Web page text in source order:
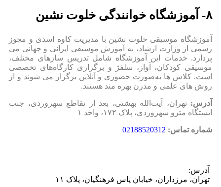
۸- آموزشگاه خوانندگی خلوت نشین
آموزشگاه موسیقی خلوت‌ نشین با مدیریت کاوه اسدی و مجوز
رسمی از وزارت ارشاد، به آموزش موسیقی ایرانی و جهانی می‌
پردازد. خدمات این آموزشگاه شامل تدریس سازهای مختلف،
موسیقی کودکان، آواز، سلفژ و برگزاری کارگاه‌های تخصصی
است. کلاس‌ ها به‌صورت حضوری و آنلاین برگزار می‌ شوند و از
روش‌ های علمی و مدرن بهره‌ مند هستند.
آدرس: تهران، آیت‌الله بهشتی، بعد از تقاطع سهروردی، جنب
ایستگاه مترو سهروردی، پلاک ۱۷۲، واحد ۱
شماره تماس: 02188520312
آدرس:
تهران، مرزداران، خیابان پاس فرهنگیان، پلاک ۱۱